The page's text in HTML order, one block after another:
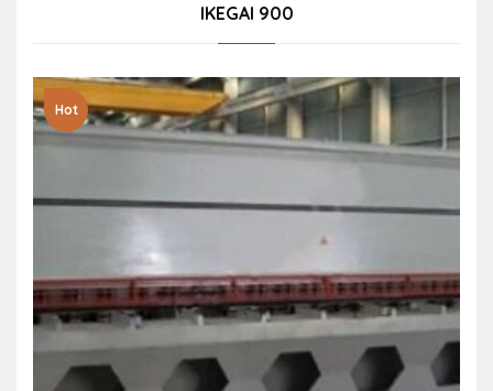
IKEGAI 900
Hot